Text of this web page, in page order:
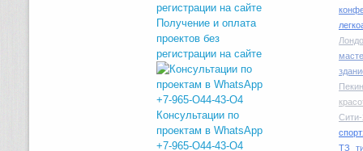
Получение и оплата
проектов без
регистрации на сайте
Консультации по
проектам в WhatsApp
+7-965-O44-43-O4
ТЗ